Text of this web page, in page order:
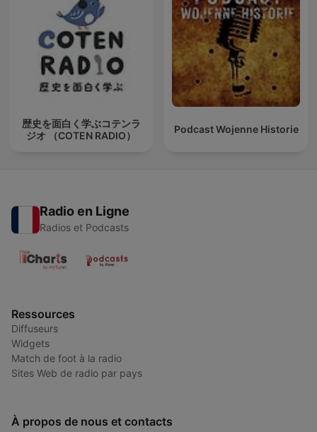
歴史を面白く学ぶコテンラ
ジオ （COTEN RADIO）
Podcast Wojenne Historie
Radio en Ligne
Radios et Podcasts
Ressources
Diffuseurs
Widgets
Match de foot à la radio
Sites Web de radio par pays
À propos de nous et contacts